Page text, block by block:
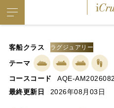
客船クラス ラグジュアリー
テーマ
コースコード
AQE-
最終更新日
2026年08月03日